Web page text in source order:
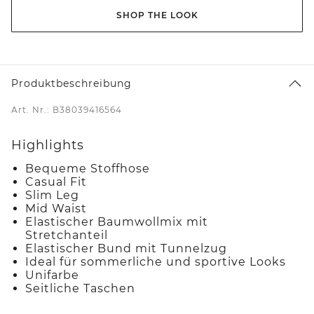
SHOP THE LOOK
Produktbeschreibung
Art. Nr.: B38039416564
Highlights
Bequeme Stoffhose
Casual Fit
Slim Leg
Mid Waist
Elastischer Baumwollmix mit
Stretchanteil
Elastischer Bund mit Tunnelzug
Ideal für sommerliche und sportive Looks
Unifarbe
Seitliche Taschen